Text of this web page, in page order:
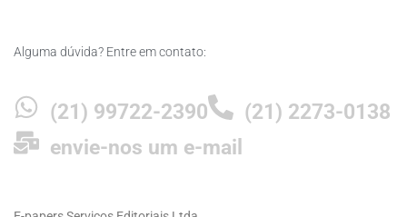
Alguma dúvida? Entre em contato:
(21) 99722-2390
(21) 2273-0138
envie-nos um e-mail